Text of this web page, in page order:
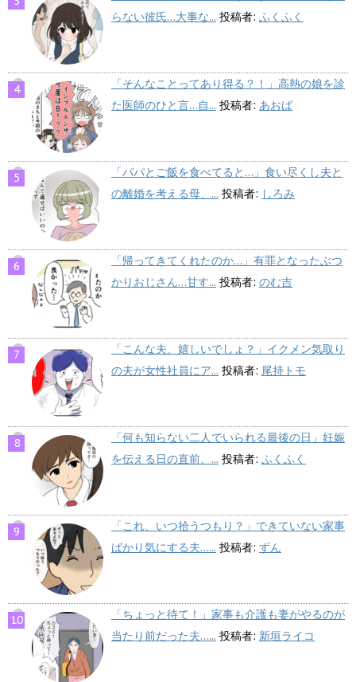
らない彼氏…大事な... 投稿者: ふくふく
「そんなことってあり得る？！」高熱の娘を診
た医師のひと言…自... 投稿者: あおば
「パパとご飯を食べてると…」食い尽くし夫と
の離婚を考える母、... 投稿者: しろみ
「帰ってきてくれたのか…」有罪となったぶつ
かりおじさん…甘す... 投稿者: のむ吉
「こんな夫、嬉しいでしょ？」イクメン気取り
の夫が女性社員にア... 投稿者: 尾持トモ
「何も知らない二人でいられる最後の日」妊娠
を伝える日の直前、... 投稿者: ふくふく
「これ、いつ拾うつもり？」できていない家事
ばかり気にする夫…... 投稿者: ずん
「ちょっと待て！」家事も介護も妻がやるのが
当たり前だった夫…... 投稿者: 新垣ライコ